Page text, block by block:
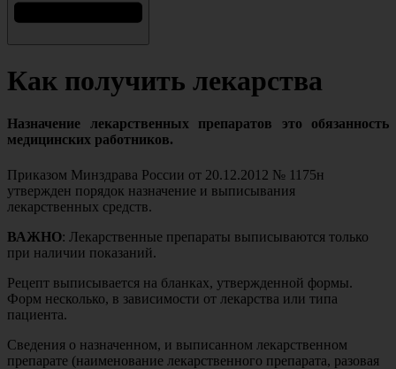
Как получить лекарства
Назначение лекарственных препаратов это обязанность
медицинских работников.
Приказом Минздрава России от 20.12.2012 № 1175н
утвержден порядок назначение и выписывания
лекарственных средств.
ВАЖНО: Лекарственные препараты выписываются только
при наличии показаний.
Рецепт выписывается на бланках, утвержденной формы.
Форм несколько, в зависимости от лекарства или типа
пациента.
Сведения о назначенном, и выписанном лекарственном
препарате (наименование лекарственного препарата, разовая